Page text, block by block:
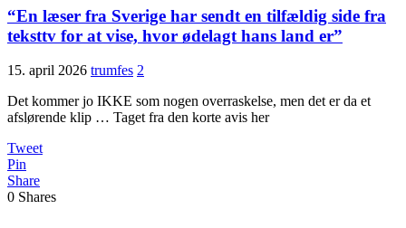
“En læser fra Sverige har sendt en tilfældig side fra
teksttv for at vise, hvor ødelagt hans land er”
15. april 2026 trumfes 2
Det kommer jo IKKE som nogen overraskelse, men det er da et
afslørende klip … Taget fra den korte avis her
Tweet
Pin
Share
0 Shares